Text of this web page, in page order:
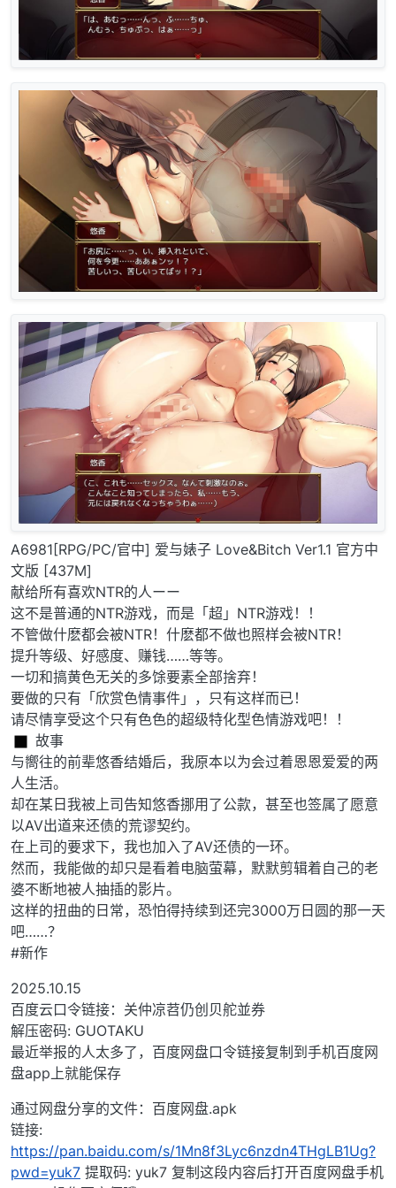
A6981[RPG/PC/官中] 爱与婊子 Love&Bitch Ver1.1 官方中
文版 [437M]
献给所有喜欢NTR的人ーー
这不是普通的NTR游戏，而是「超」NTR游戏！！
不管做什麽都会被NTR！什麽都不做也照样会被NTR！
提升等级、好感度、赚钱……等等。
一切和搞黄色无关的多馀要素全部捨弃！
要做的只有「欣赏色情事件」，只有这样而已！
请尽情享受这个只有色色的超级特化型色情游戏吧！！
︎ 故事
与嚮往的前辈悠香结婚后，我原本以为会过着恩恩爱爱的两
人生活。
却在某日我被上司告知悠香挪用了公款，甚至也签属了愿意
以AV出道来还债的荒谬契约。
在上司的要求下，我也加入了AV还债的一环。
然而，我能做的却只是看着电脑萤幕，默默剪辑着自己的老
婆不断地被人抽插的影片。
这样的扭曲的日常，恐怕得持续到还完3000万日圆的那一天
吧……？
#新作
2025.10.15
百度云口令链接：关仲凉苕仍创贝舵並券
解压密码: GUOTAKU
最近举报的人太多了，百度网盘口令链接复制到手机百度网
盘app上就能保存
通过网盘分享的文件：百度网盘.apk
链接:
https://pan.baidu.com/s/1Mn8f3Lyc6nzdn4THgLB1Ug?
pwd=yuk7 提取码: yuk7 复制这段内容后打开百度网盘手机